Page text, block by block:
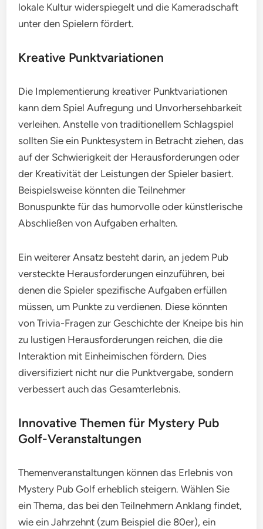
lokale Kultur widerspiegelt und die Kameradschaft
unter den Spielern fördert.
Kreative Punktvariationen
Die Implementierung kreativer Punktvariationen
kann dem Spiel Aufregung und Unvorhersehbarkeit
verleihen. Anstelle von traditionellem Schlagspiel
sollten Sie ein Punktesystem in Betracht ziehen, das
auf der Schwierigkeit der Herausforderungen oder
der Kreativität der Leistungen der Spieler basiert.
Beispielsweise könnten die Teilnehmer
Bonuspunkte für das humorvolle oder künstlerische
Abschließen von Aufgaben erhalten.
Ein weiterer Ansatz besteht darin, an jedem Pub
versteckte Herausforderungen einzuführen, bei
denen die Spieler spezifische Aufgaben erfüllen
müssen, um Punkte zu verdienen. Diese könnten
von Trivia-Fragen zur Geschichte der Kneipe bis hin
zu lustigen Herausforderungen reichen, die die
Interaktion mit Einheimischen fördern. Dies
diversifiziert nicht nur die Punktvergabe, sondern
verbessert auch das Gesamterlebnis.
Innovative Themen für Mystery Pub
Golf-Veranstaltungen
Themenveranstaltungen können das Erlebnis von
Mystery Pub Golf erheblich steigern. Wählen Sie
ein Thema, das bei den Teilnehmern Anklang findet,
wie ein Jahrzehnt (zum Beispiel die 80er), ein